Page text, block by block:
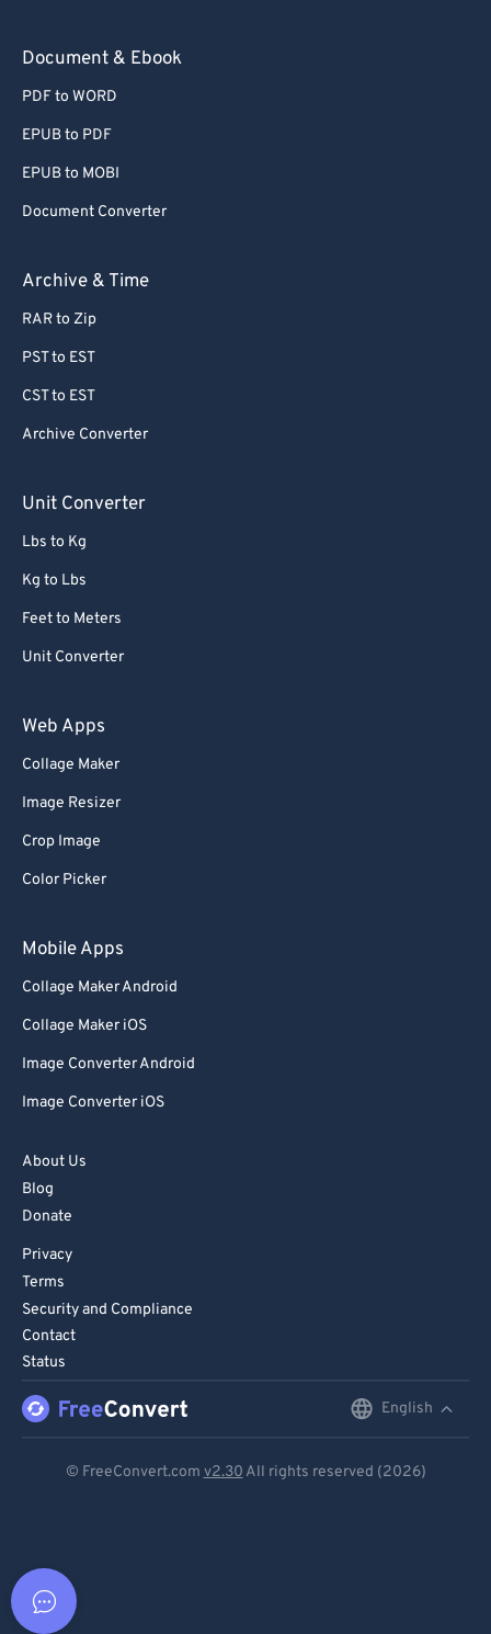
Document & Ebook
PDF to WORD
EPUB to PDF
EPUB to MOBI
Document Converter
Archive & Time
RAR to Zip
PST to EST
CST to EST
Archive Converter
Unit Converter
Lbs to Kg
Kg to Lbs
Feet to Meters
Unit Converter
Web Apps
Collage Maker
Image Resizer
Crop Image
Color Picker
Mobile Apps
Collage Maker Android
Collage Maker iOS
Image Converter Android
Image Converter iOS
About Us
Blog
Donate
Privacy
Terms
Security and Compliance
Contact
Status
English
© FreeConvert.com v2.30 All rights reserved (2026)